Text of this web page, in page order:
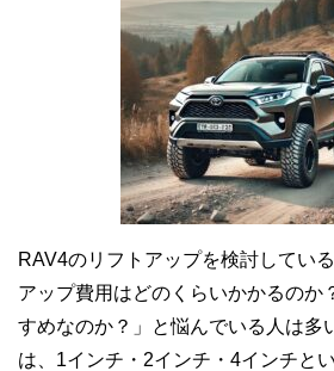
RAV4のリフトアップを検討してい
アップ費用はどのくらいかかるのか
すめなのか？」と悩んでいる人は多
は、1インチ・2インチ・4インチと